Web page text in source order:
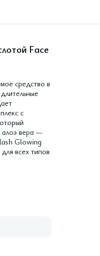
Face
средство в
с
алоэ вера —
Glowing
всех типов